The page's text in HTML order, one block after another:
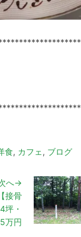
食, カフェ , ブログ
へ→
接骨
坪・
万円